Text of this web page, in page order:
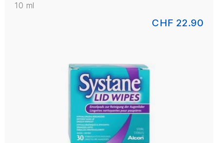
10 ml
CHF 22.90